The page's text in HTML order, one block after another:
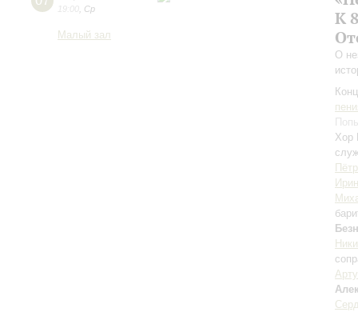
19:00 Ср
Малый зал
К
О
Хор